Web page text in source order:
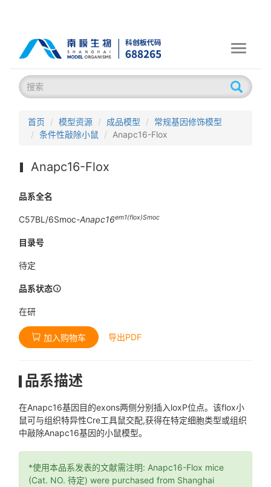
Toggle
首页 模型资源 成品模型
常规基因修饰模型
条件性敲除小鼠
Anapc16-Flox
Anapc16-Flox
品系全名
C57BL/6Smoc-Anapc16em1(flox)Smoc
目录号
待定
品系状态
在研
加入购物车 导出PDF
品系描述
在Anapc16基因目的exons两侧分别插入loxP位点。该flox小
鼠可与组织特异性Cre工具鼠交配,获得在特定细胞类型或组织
中敲除Anapc16基因的小鼠模型。
*使用本品系发表的文献需注明: Anapc16-Flox mice
(Cat. NO. 待定) were purchased from Shanghai